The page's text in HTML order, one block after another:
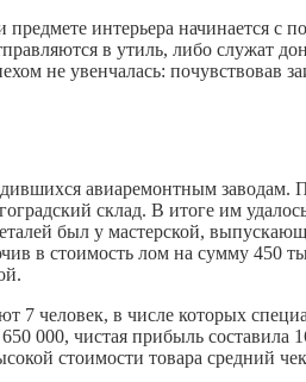
интерьера начинается с
в утиль, либо служат
не увенчалась: почувствовав
авиаремонтным заводам.
склад. В итоге им
был у мастерской,
в стоимость лом на сумму 450
7 человек, в числе которых
000, чистая прибыль составила
стоимости товара средний